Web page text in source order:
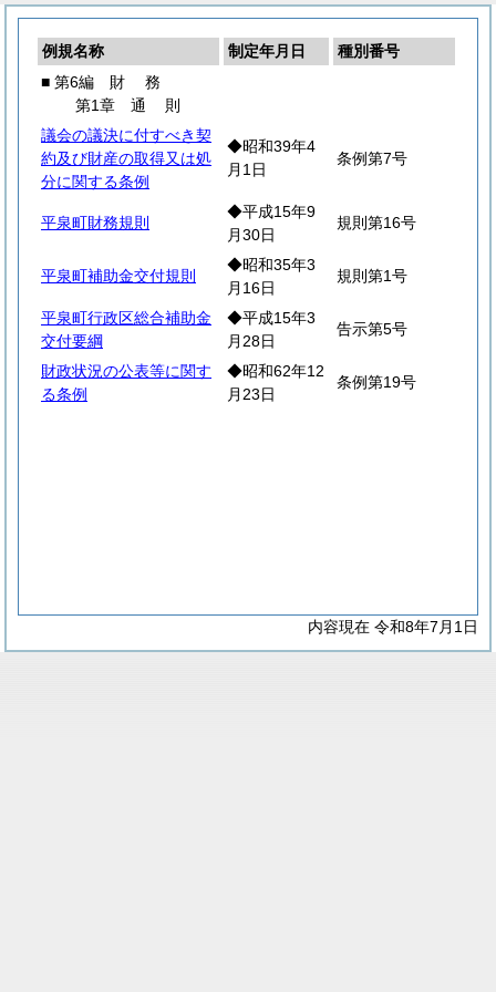
例規名称 制定年月日
種別番号
■ 第6編 財 務
第1章 通 則
議会の議決に付すべき契
約及び財産の取得又は処
分に関する条例
◆昭和39年4
月1日
条例第7号
平泉町財務規則
◆平成15年9
月30日
規則第16号
平泉町補助金交付規則
◆昭和35年3
月16日
規則第1号
平泉町行政区総合補助金
交付要綱
◆平成15年3
月28日
告示第5号
財政状況の公表等に関す
る条例
◆昭和62年12
月23日
条例第19号
内容現在 令和8年7月1日